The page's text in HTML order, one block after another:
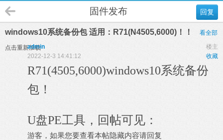
回复
固件发布
windows10系统备份包 适用：R71(N4505,6000)！！ 看全部
点击重新加载 楼主
admin
收藏
2022-12-3 14:41:12
R71(4505,6000)windows10系统备份
包！
U盘PE工具，回帖可见：
游客，如果您要查看本帖隐藏内容请回复